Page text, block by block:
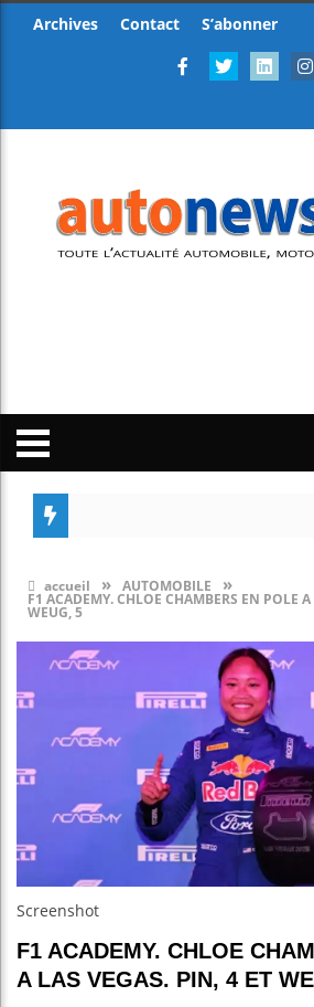
Archives Contact S’abonner
accueil » AUTOMOBILE »
F1 ACADEMY. CHLOE CHAMBERS EN POLE
WEUG, 5
Screenshot
F1 ACADEMY. CHLOE
A LAS VEGAS. PIN, 4 ET